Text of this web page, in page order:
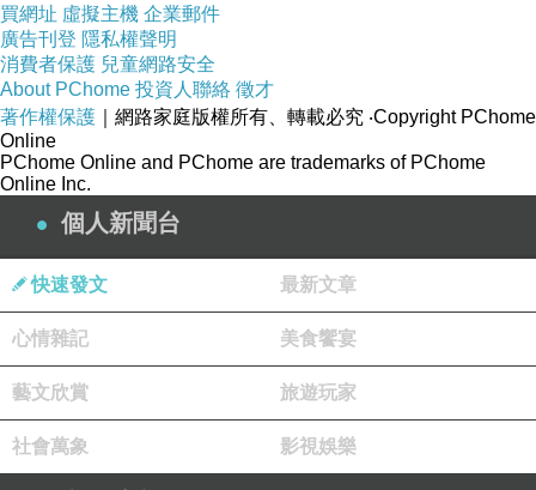
親愛的台長呂福軒：
恭喜您！您此篇文章投稿本週徵文「【徵文】萬惡
的宵夜美食大推薦！」，文筆極佳、切合主題，已
通過小天使的審核了，您可至
http://mypaper.pchome.com.tw/index/solicit-
weekly/219瀏覽。也別忘了請親朋好友推薦您的文
章，活動小組將從通過審核的文章當中，評選出優
秀文章，評選標準文章內容70%、文章推薦數及人
2016-08-08 11:07:03
買網址 虛擬主機 企業郵件
廣告刊登 隱私權聲明
消費者保護 兒童網路安全
About PChome 投資人聯絡 徵才
著作權保護 ｜網路家庭版權所有、轉載必究 ‧Copyright PChome
Online
PChome Online and PChome are trademarks of PChome
Online Inc.
個人新聞台
快速發文 最新文章
心情雜記 美食饗宴
藝文欣賞 旅遊玩家
社會萬象 影視娛樂